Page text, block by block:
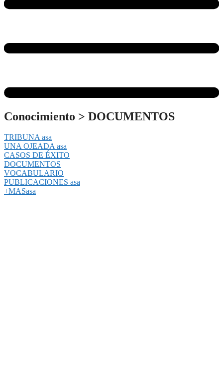
Conocimiento > DOCUMENTOS
TRIBUNA asa
UNA OJEADA asa
CASOS DE ÉXITO
DOCUMENTOS
VOCABULARIO
PUBLICACIONES asa
+MASasa